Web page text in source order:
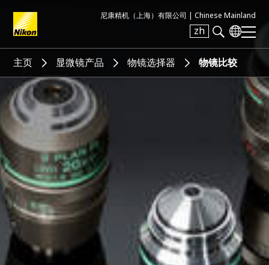
尼康精机（上海）有限公司 | Chinese Mainland
zh
Search keyword(s)
主页 显微镜产品 物镜选择器 物镜比较